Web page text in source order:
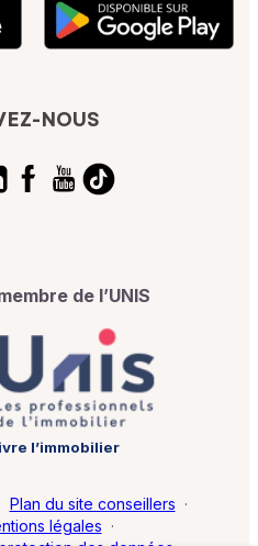
NOUS
de l’UNIS
l’immobilier
Plan du site conseillers ·
légales ·